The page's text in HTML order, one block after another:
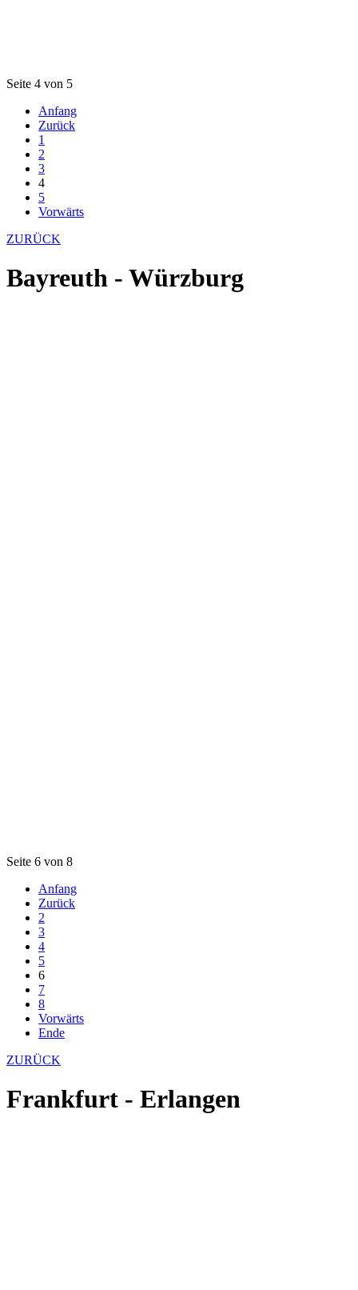
Seite 4 von 5
Anfang
Zurück
1
2
3
4
5
Vorwärts
ZURÜCK
Bayreuth - Würzburg
Seite 6 von 8
Anfang
Zurück
2
3
4
5
6
7
8
Vorwärts
Ende
ZURÜCK
Frankfurt - Erlangen